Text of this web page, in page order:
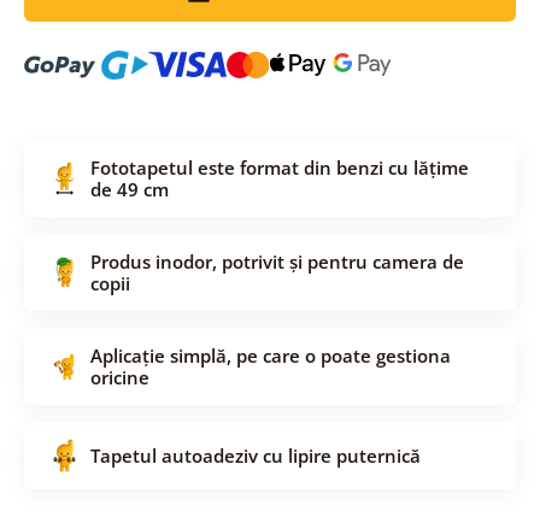
Fototapetul este format din benzi cu lățime
de 49 cm
Produs inodor, potrivit și pentru camera de
copii
Aplicație simplă, pe care o poate gestiona
oricine
Tapetul autoadeziv cu lipire puternică